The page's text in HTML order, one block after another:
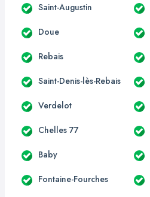
Saint-Augustin
Doue
Rebais
Saint-Denis-lès-Rebais
Verdelot
Chelles 77
Baby
Fontaine-Fourches